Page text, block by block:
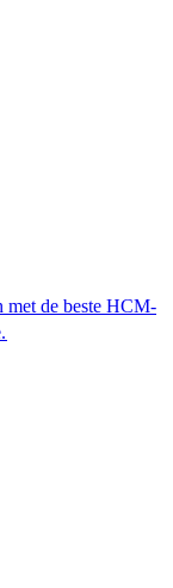
met de beste HCM-